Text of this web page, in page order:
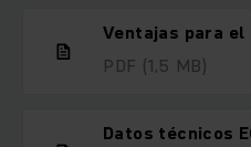
Ventajas para el
PDF (1,5 MB)
Datos técnicos